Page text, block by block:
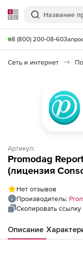
Softline
Поиск
8 (800) 200-08-60
Сеть и интернет
Артикул:
Promodag
(лицензия
Нет отзывов
Производитель:
Скопировать ссылку
Описание